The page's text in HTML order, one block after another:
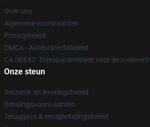
Over ons
Algemene voorwaarden
Privacybeleid
DMCA - Auteursrechtbeleid
CA SB657: Transparantiewet voor de
Onze steun
Verzend- en leveringsbeleid
Betalingsvoorwaarden
Teruggave & terugbetalingsbeleid